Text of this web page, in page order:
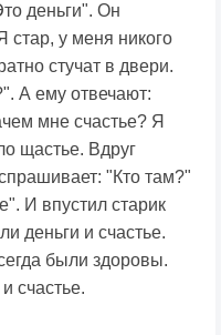
деньги". Он
стар, у меня никого
стучат в двери.
А ему отвечают:
мне счастье? Я
щастье. Вдруг
"Кто там?"
И впустил старик
деньги и счастье.
были здоровы.
счастье.